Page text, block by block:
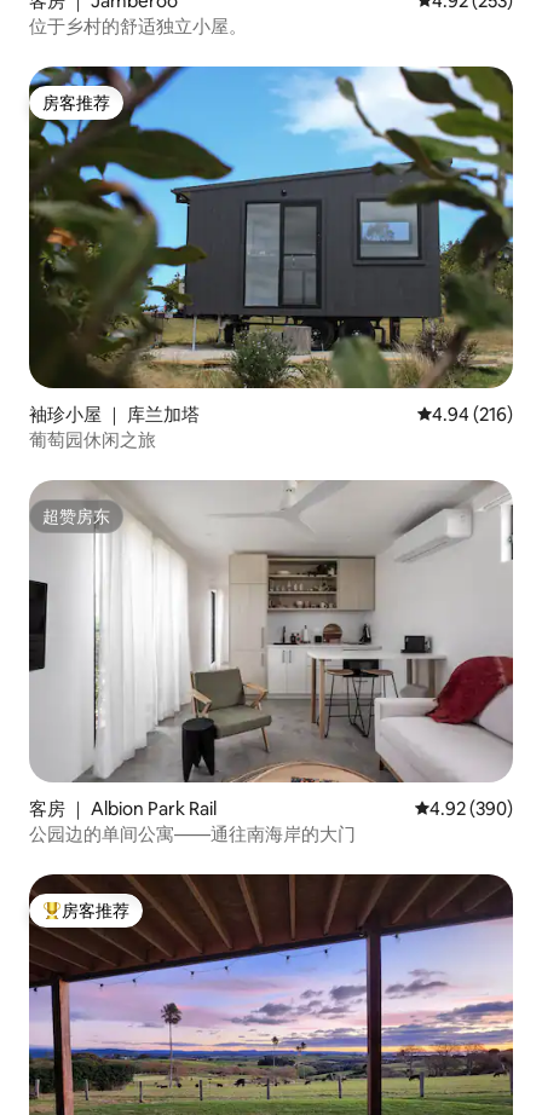
位于乡村的舒适独立小屋。
房客推荐
房客推荐
袖珍小屋 ｜ 库兰加塔 平均评分 4.94
4.94 (216)
葡萄园休闲之旅
超赞房东
超赞房东
客房 ｜ Albion Park Rail 平均评分 4.92
4.92 (390)
公园边的单间公寓——通往南海岸的大门
热门「房客推荐」
房客推荐